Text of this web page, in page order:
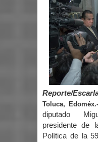
Reporte/
Toluca,
diputado
presidente de
Política de la